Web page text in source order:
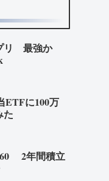
リ 最強か
に100万
た
2年間積立